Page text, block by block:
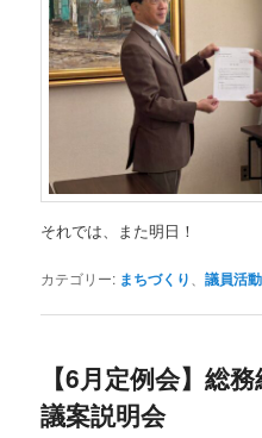
それでは、また明日！
カテゴリー: まちづくり 、議員活動
【6月定例会】総
議案説明会